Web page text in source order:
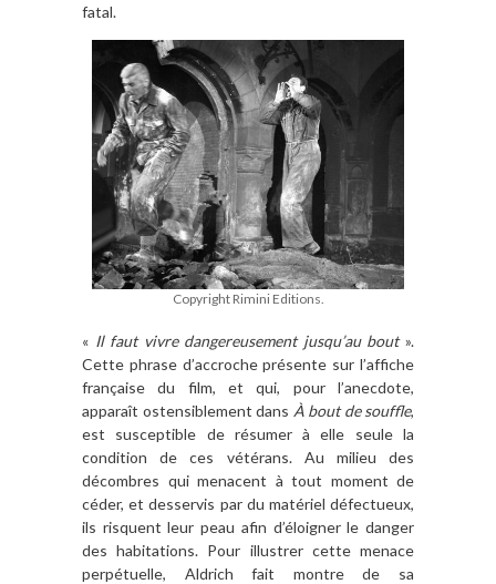
fatal.
Copyright Rimini Editions.
« Il faut vivre dangereusement jusqu’au bout».
Cette phrase d’accroche présente sur l’affiche
française du film, et qui, pour l’anecdote,
apparaît ostensiblement dans Àbout de souffle,
est susceptible de résumeràelle seule la
condition de ces vétérans. Au milieu des
décombres qui menacent à tout moment de
céder, et desservis par du matériel défectueux,
ils risquent leur peau afin d’éloigner le danger
des habitations. Pour illustrercette menace
perpétuelle, Aldrich fait montre de sa